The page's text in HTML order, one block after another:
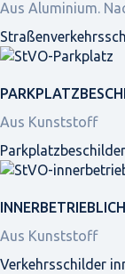
Aus Aluminium.
Aus Kunststoff
Aus Kunststoff
Verkehrsschilder